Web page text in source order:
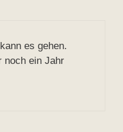
es gehen.
noch ein Jahr